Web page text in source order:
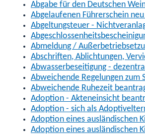
Abgabe für den Deutschen
Abgelaufenen Führerschein
Abgeltungsteuer -
Abmeldung /
Abschriften, Ablichtungen,
Abwasserbeseitigung -
Abweichende Regelungen zum
Abweichende Ruhezeit
Adoption - Akteneinsicht
Adoption - sich als
Adoption eines ausländischen
Adoption eines ausländischen